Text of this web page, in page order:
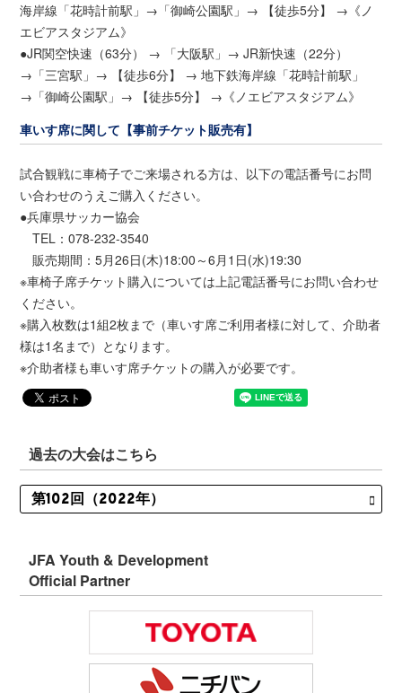
海岸線「花時計前駅」→「御崎公園駅」→ 【徒歩5分】 →《ノ
エビアスタジアム》
●JR関空快速（63分） → 「大阪駅」→ JR新快速（22分）
→「三宮駅」→ 【徒歩6分】 → 地下鉄海岸線「花時計前駅」
→「御崎公園駅」→ 【徒歩5分】 →《ノエビアスタジアム》
車いす席に関して【事前チケット販売有】
試合観戦に車椅子でご来場される方は、以下の電話番号にお問
い合わせのうえご購入ください。
●兵庫県サッカー協会
TEL：078-232-3540
販売期間：5月26日(木)18:00～6月1日(水)19:30
※車椅子席チケット購入については上記電話番号にお問い合わせ
ください。
※購入枚数は1組2枚まで（車いす席ご利用者様に対して、介助者
様は1名まで）となります。
※介助者様も車いす席チケットの購入が必要です。
過去の大会はこちら
JFA Youth & Development
Official Partner